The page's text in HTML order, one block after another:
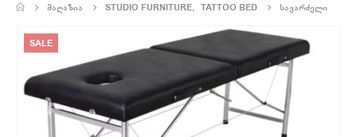
ᲛᲐᲦᲐᲖᲘᲐ STUDIO FURNITURE, TATTOO BED ᲡᲐᲕᲐᲠᲫᲔᲚᲘ
SALE